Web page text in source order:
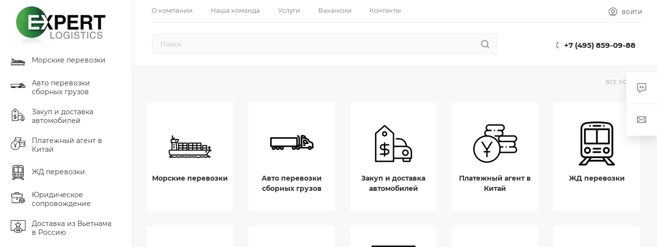
О компании Наша команда Услуги Вакансии Контакты ВОЙТИ
+7 (495) 859-09-88
Морские перевозки
Авто перевозки
сборных грузов
Закуп и доставка
автомобилей
Платежный агент в
Китай
ЖД перевозки
Юридическое
сопровождение
Доставка из Вьетнама
в Россию
ВСЕ УСЛУГИ
Морские перевозки
Авто перевозки
сборных грузов
Закуп и доставка
автомобилей
Платежный агент в
Китай
ЖД перевозки